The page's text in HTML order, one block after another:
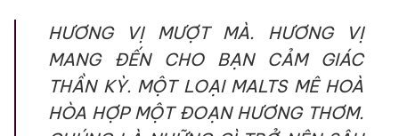
HƯƠNG VỊ MƯỢT MÀ. HƯƠNG VỊ
MANG ĐẾN CHO BẠN CẢM GIÁC
THẦN KỲ. MỘT LOẠI MALTS MÊ HOÀ
HÒA HỢP MỘT ĐOẠN HƯƠNG THƠM.